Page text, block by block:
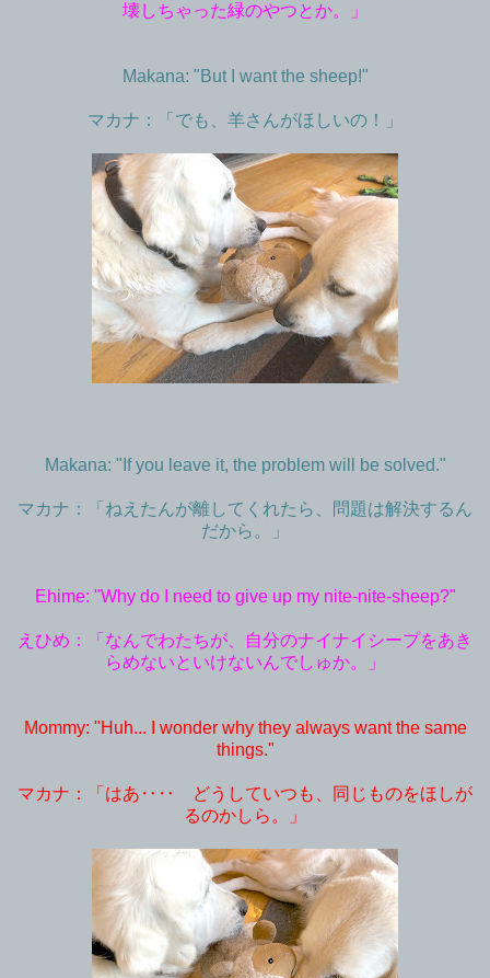
壊しちゃった緑のやつとか。」
Makana: "But I want the sheep!"
マカナ：「でも、羊さんがほしいの！」
Makana: "If you leave it, the problem will be solved."
マカナ：「ねえたんが離してくれたら、問題は解決するん
だから。」
Ehime: "Why do I need to give up my nite-nite-sheep?"
えひめ：「なんでわたちが、自分のナイナイシープをあき
らめないといけないんでしゅか。」
Mommy: "Huh... I wonder why they always want the same
things."
マカナ：「はあ‥‥ どうしていつも、同じものをほしが
るのかしら。」